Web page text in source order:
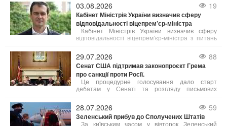
03.08.2026 19
Кабінет Міністрів України визначив сферу
відповідальності віцепрем’єр-міністра
Кабінет Міністрів України визначив сферу
відповідальності віцепрем’єр-міністра з питань
29.07.2026 88
Сенат США підтримав законопроєкт Грема
про санкції проти Росії.
Це процедурне голосування дало старт
дебатам у Сенаті та розгляду письмових
обговорення відбудеться остаточне
голосування щодо ухвалення закону, а потім
його розглядатиме Палата представників. Після
цього закон має підписати президент США
28.07.2026 59
Зеленський прибув до Сполучених Штатів
За київським часом у вівторок Зеленський